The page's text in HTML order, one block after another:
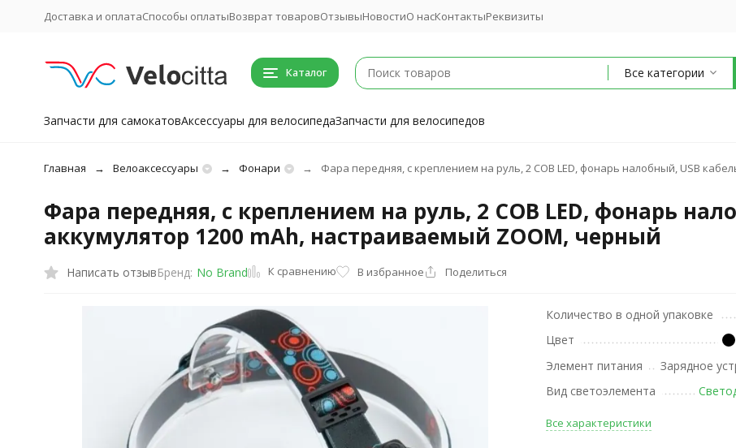
Доставка и оплатаСпособы оплатыВозврат товаровОтзывыНовостиО насКонтактыРеквизиты
Каталог Все категории
Запчасти для самокатовАксессуары для велосипедаЗапчасти для велосипедов
Главная Велоаксессуары Фонари Фара передняя, с креплением на руль, 2 COB LED, фонарь налобный, USB
Фара передняя, с креплением на руль, 2 COB LED, фонарь
аккумулятор 1200 mAh, настраиваемый ZOOM, черный
Написать отзывБренд: No Brand К сравнению В избранное Поделиться
Количество в одной упаковке
Цвет
Элемент питания
Зарядное
Вид светоэлемента
Все характеристики